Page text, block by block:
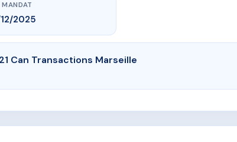
MANDAT
2025
Can Transactions Marseille